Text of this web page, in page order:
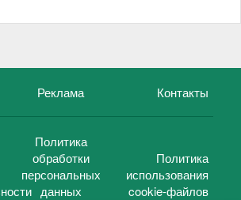
Реклама Контакты
Политика
обработки
персональных
данных
Политика
использования
cookie-файлов